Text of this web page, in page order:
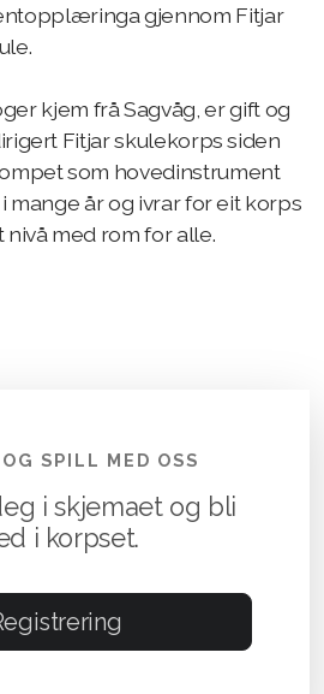
gjennom Fitjar
kjem frå Sagvåg, er gift og
Fitjar skulekorps siden
som hovedinstrument
mange år og ivrar for eit korps
med rom for alle.
SPILL MED OSS
i skjemaet og bli
i korpset.